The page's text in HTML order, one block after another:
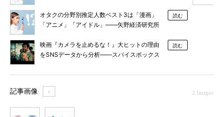
オタクの分野別推定人数ベスト3は「漫画」
「アニメ」「アイドル」――矢野経済研究所
読む
映画『カメラを止めるな！』大ヒットの理由
をSNSデータから分析――スパイスボックス
読む
記事画像 ＋ 2 Images